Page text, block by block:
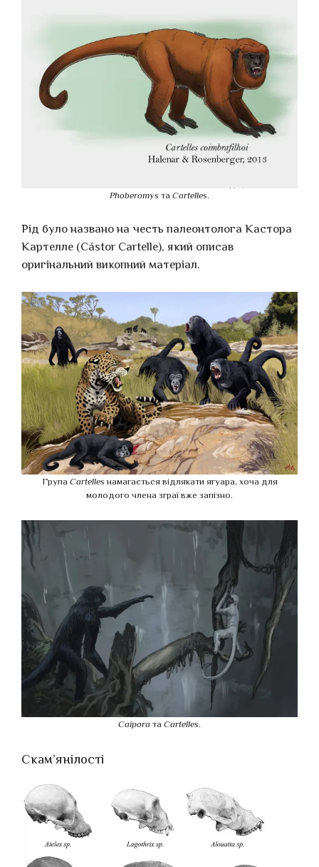
Phoberomys та Cartelles.
Рід було названо на честь палеонтолога Кастора
Картелле (Cástor Cartelle), який описав
оригінальний викопний матеріал.
Група Cartellesнамагається відлякати ягуара, хоча для
молодого члена зграї вже запізно.
Caipora та Cartelles.
Скам’янілості